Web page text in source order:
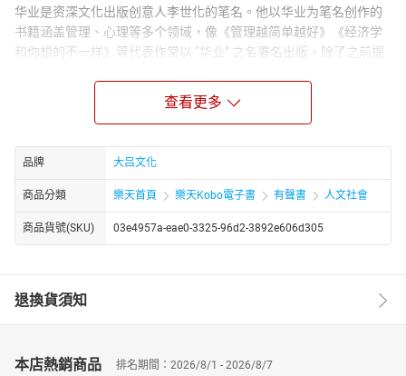
华业是资深文化出版创意人李世化的笔名。他以华业为笔名创作的
书籍涵盖管理、心理等多个领域，像《管理越简单越好》《经济学
和你想的不一样》等代表作常以 “华业” 之名署名出版。除了之前提
如聚焦个人魅力提升的《气场大全集》，融合心理学、社会学知识
解析气场构成，为普通人提供气场塑造的实用方法；还有面向学生
维锻炼需求，进一步拓展了其作品的受众范围。
查看更多
品牌 大吕文化
商品分類 樂天首頁 樂天Kobo電子書 有聲書 人文社會
商品貨號(SKU) 03e4957a-eae0-3325-96d2-3892e606d305
退換貨須知
本店熱銷商品 排名期間：2026/8/1 - 2026/8/7